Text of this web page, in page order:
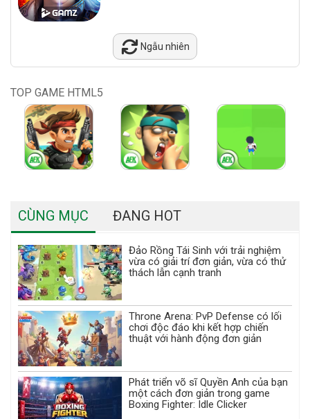
Ngẫu nhiên
TOP GAME HTML5
CÙNG MỤC ĐANG HOT
Đảo Rồng Tái Sinh với trải nghiệm
vừa có giải trí đơn giản, vừa có thử
thách lẫn cạnh tranh
Throne Arena: PvP Defense có lối
chơi độc đáo khi kết hợp chiến
thuật với hành động đơn giản
Phát triển võ sĩ Quyền Anh của bạn
một cách đơn giản trong game
Boxing Fighter: Idle Clicker